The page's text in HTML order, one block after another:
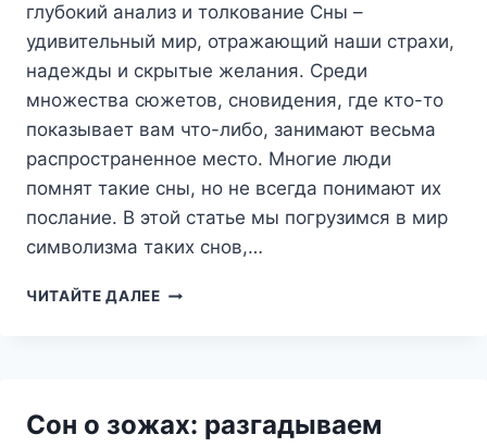
глубокий анализ и толкование Сны –
удивительный мир, отражающий наши страхи,
надежды и скрытые желания. Среди
множества сюжетов, сновидения, где кто-то
показывает вам что-либо, занимают весьма
распространенное место. Многие люди
помнят такие сны, но не всегда понимают их
послание. В этой статье мы погрузимся в мир
символизма таких снов,…
ЧИТАЙТЕ ДАЛЕЕСОН,
ТО:
Сон о зожах: разгадываем